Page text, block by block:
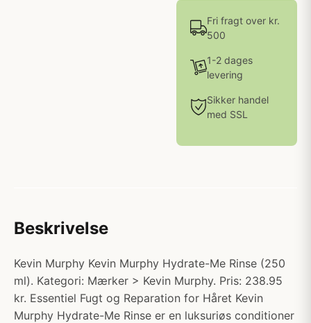
Fri fragt over kr.
500
1-2 dages
levering
Sikker handel
med SSL
Beskrivelse
Kevin Murphy Kevin Murphy Hydrate-Me Rinse (250
ml). Kategori: Mærker > Kevin Murphy. Pris: 238.95
kr. Essentiel Fugt og Reparation for Håret Kevin
Murphy Hydrate-Me Rinse er en luksuriøs conditioner